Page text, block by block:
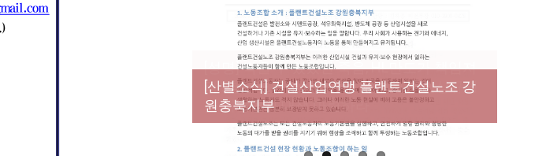
[성명] 막을 수 있었던 죽음, HL만도가 책임져
라 : 청년노동자 사망사고의 철저한 진상규명
과 재발방지 대책 마련하라
[산별소식] 건설산업연맹 플랜트건설노조 강
원충북지부
[강릉,속초,원주,춘천] 폭염감시단 사업 이모저
모
[조합원☆인터뷰] 서비스연맹 전국학교비정
규직노동조합 강원지부 김유미 춘천지회장
[본부소식] 강원지역 노동자 합창단 모임